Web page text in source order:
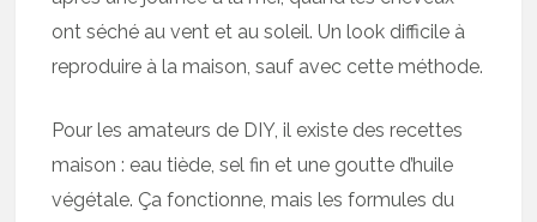
ont séché au vent et au soleil. Un look difficile à
reproduire à la maison, sauf avec cette méthode.
Pour les amateurs de DIY, il existe des recettes
maison : eau tiède, sel fin et une goutte d’huile
végétale. Ça fonctionne, mais les formules du